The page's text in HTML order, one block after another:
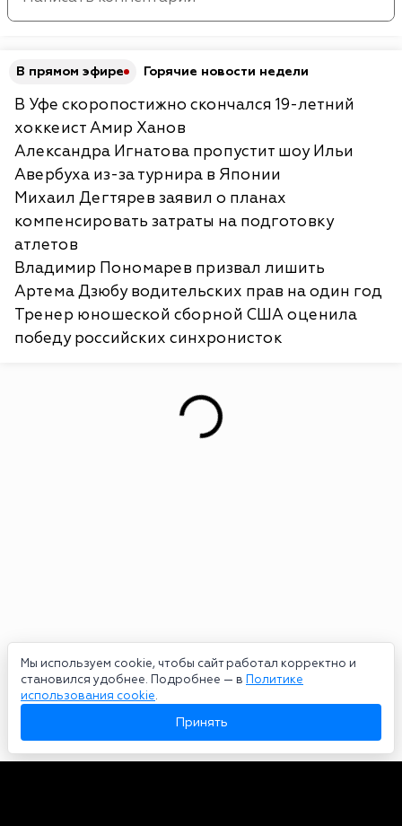
Мы используем cookie, чтобы сайт работал корректно и
становился удобнее. Подробнее — в Политике
использования cookie.
Принять
В прямом эфире Горячие новости недели
В Уфе скоропостижно скончался 19-летний
хоккеист Амир Ханов
Александра Игнатова пропустит шоу Ильи
Авербуха из-за турнира в Японии
Михаил Дегтярев заявил о планах
компенсировать затраты на подготовку
атлетов
Владимир Пономарев призвал лишить
Артема Дзюбу водительских прав на один год
Тренер юношеской сборной США оценила
победу российских синхронисток